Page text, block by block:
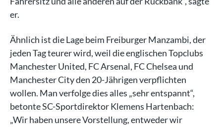
er.
Ähnlich ist die Lage beim Freiburger Manzambi, der
jeden Tag teurer wird, weil die englischen Topclubs
Manchester United, FC Arsenal, FC Chelsea und
Manchester City den 20-Jährigen verpflichten
wollen. Man verfolge dies alles „sehr entspannt“,
betonte SC-Sportdirektor Klemens Hartenbach:
„Wir haben unsere Vorstellung, entweder wir